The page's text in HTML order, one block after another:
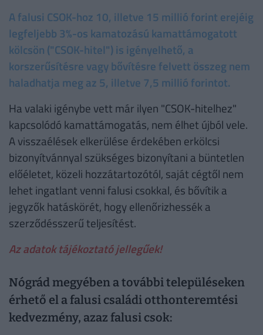
A falusi CSOK-hoz 10, illetve 15 millió forint erejéig
legfeljebb 3%-os kamatozású kamattámogatott
kölcsön ("CSOK-hitel") is igényelhető, a
korszerűsítésre vagy bővítésre felvett összeg nem
haladhatja meg az 5, illetve 7,5 millió forintot.
Ha valaki igénybe vett már ilyen "CSOK-hitelhez"
kapcsolódó kamattámogatás, nem élhet újból vele.
A visszaélések elkerülése érdekében erkölcsi
bizonyítvánnyal szükséges bizonyítani a büntetlen
előéletet, közeli hozzátartozótól, saját cégtől nem
lehet ingatlant venni falusi csokkal, és bővítik a
jegyzők hatáskörét, hogy ellenőrizhessék a
szerződésszerű teljesítést.
Az adatok tájékoztató jellegűek!
Nógrád megyében a további településeken
érhető el a falusi családi otthonteremtési
kedvezmény, azaz falusi csok: